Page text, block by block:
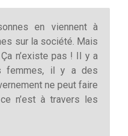
en viennent à
sur la société. Mais
n’existe pas ! Il y a
femmes, il y a des
ne peut faire
n’est à travers les